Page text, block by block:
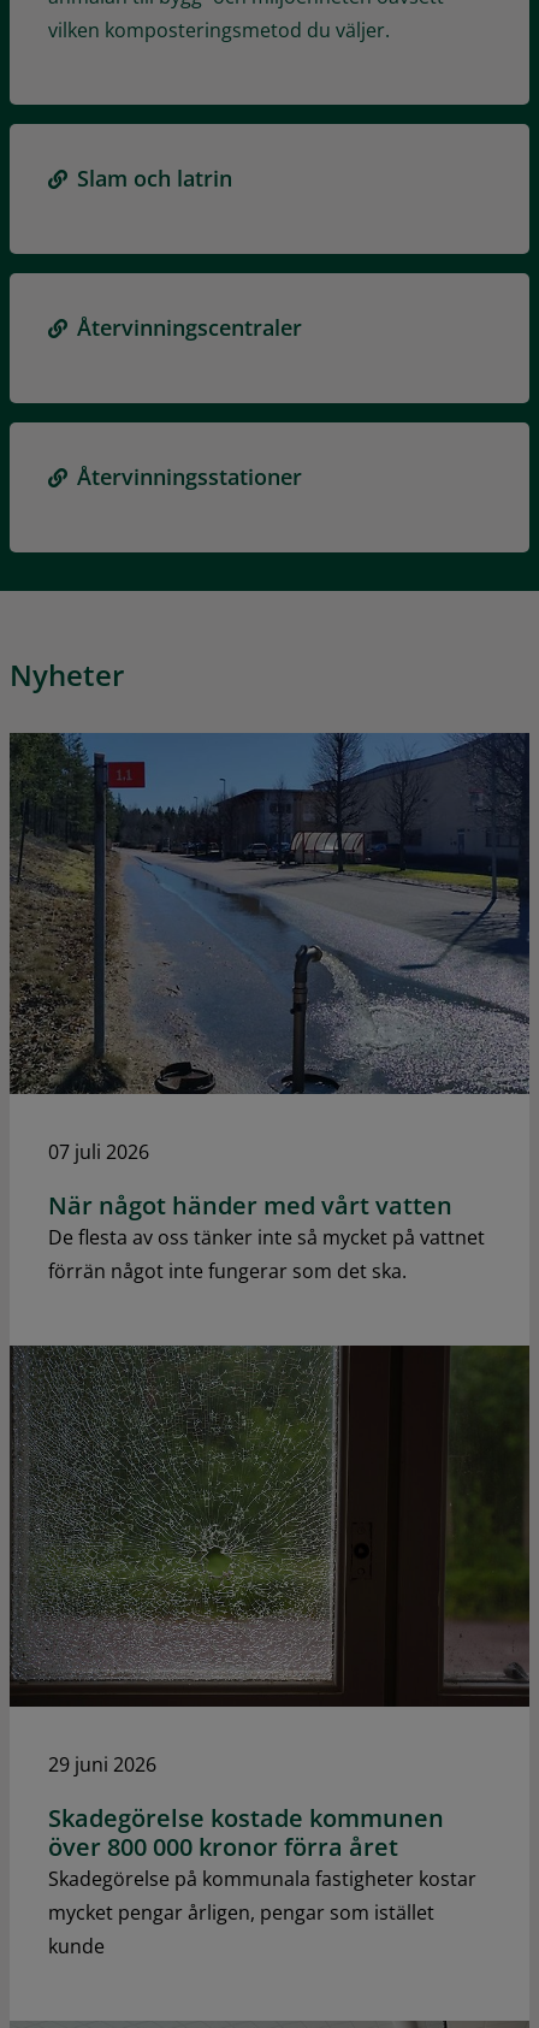
vilken komposteringsmetod du väljer.
Slam och latrin
Återvinningscentraler
Återvinningsstationer
Nyheter
07 juli 2026
När något händer med vårt vatten
De flesta av oss tänker inte så mycket på vattnet
förrän något inte fungerar som det ska.
29 juni 2026
Skadegörelse kostade kommunen
över 800 000 kronor förra året
Skadegörelse på kommunala fastigheter kostar
mycket pengar årligen, pengar som istället
kunde